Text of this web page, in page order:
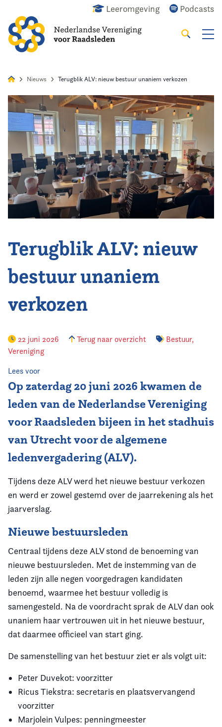
Leeromgeving Podcasts
Zoeken
Home
Agenda
Nieuws
Opleiding
Kennis & Informatie
Vereniging
Nieuws Terugblik ALV: nieuw bestuur unaniem verkozen
Terugblik ALV: nieuw
bestuur unaniem
verkozen
22 juni 2026 Terug naar overzicht Bestuur,
Vereniging
Lees voor
Op zaterdag 20 juni 2026 kwamen de
leden van de Nederlandse Vereniging
voor Raadsleden bijeen in het stadhuis
van Utrecht voor de algemene
ledenvergadering (ALV).
Tijdens deze ALV werd het nieuwe bestuur verkozen
en werd er zowel gestemd over de jaarrekening als het
jaarverslag.
Nieuwe bestuursleden
Centraal tijdens deze ALV stond de benoeming van
nieuwe bestuursleden. Met de instemming van de
leden zijn alle negen voorgedragen kandidaten
benoemd, waarmee het bestuur volledig is
samengesteld. Na de voordracht sprak de ALV dan ook
unaniem haar vertrouwen uit in het nieuwe bestuur,
dat daarmee officieel van start ging.
De samenstelling van het bestuur ziet er als volgt uit:
Peter Duvekot: voorzitter
Ricus Tiekstra: secretaris en plaatsvervangend
voorzitter
Marjolein Vulpes: penningmeester